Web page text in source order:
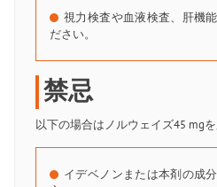
視力検査や血液検査、肝機
ださい。
禁忌
以下の場合はノルウェイズ45 mg
イデベノンまたは本剤の成